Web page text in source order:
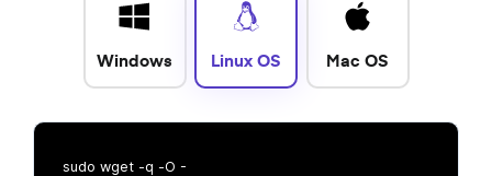
Windows Linux OS Mac OS
sudo wget -q -O -